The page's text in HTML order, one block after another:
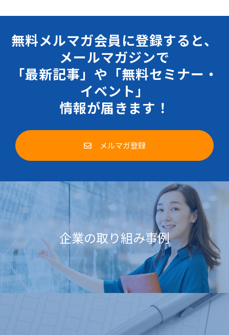
無料メルマガ会員に登録すると、
メールマガジンで
「最新記事」や「無料セミナー・
イベント」
情報が届きます！
メルマガ登録
企業の取り組み事例